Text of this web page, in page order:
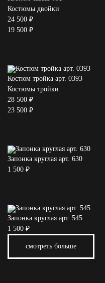
Костюмы двойки
24 500 ₽
19 500 ₽
Костюм тройка арт. 0393
Костюмы тройки
28 500 ₽
23 500 ₽
Запонка круглая арт. 630
1 500 ₽
Запонка круглая арт. 545
1 500 ₽
смотреть больше